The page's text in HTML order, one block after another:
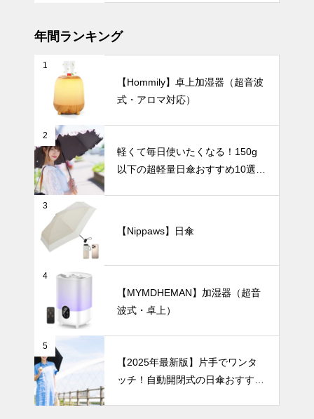
日に、小さな
癒やしのひと
ときを 〜
【2025年最
新版】男性向
け日傘おすす
め5選｜大き
めサイズで強
風に強く、ビ
ジネスでも使
いやすい
暑さ対策
【2025年最
新版】暑さを
一瞬で和らげ
る！冷却プレ
ディファンお
インテリア小物
穏やかな暮ら
しを演出す
る、和モダン
テイストの陶
器花瓶おすす
め3選。
年間ランキング
1
【Hommily】卓上加湿器（超音波
式・アロマ対応）
2
軽くて毎日使いたくなる！150g
以下の超軽量日傘おすすめ10選
3
【Nippaws】日傘
4
【MYMDHEMAN】加湿器（超音
波式・卓上）
5
【2025年最新版】片手でワンタ
ッチ！自動開閉式の日傘おすすめ